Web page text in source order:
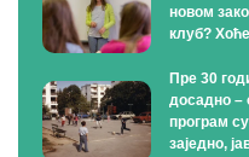
новом
клуб?
Пре 30
досадно –
програм
заједно,